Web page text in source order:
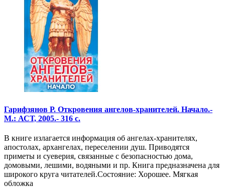
Гарифзянов Р. Откровения ангелов-хранителей. Начало.-
М.: АСТ, 2005.- 316 с.
В книге излагается информация об ангелах-хранителях,
апостолах, архангелах, переселении душ. Приводятся
приметы и суеверия, связанные с безопасностью дома,
домовыми, лешими, водяными и пр. Книга предназначена для
широкого круга читателей.Состояние: Хорошее. Мягкая
обложка